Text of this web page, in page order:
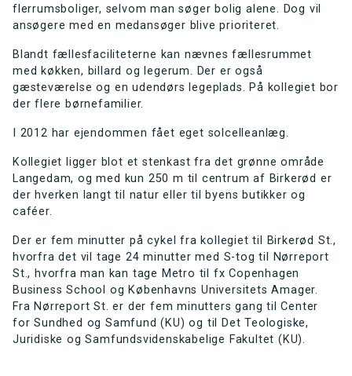
flerrumsboliger, selvom man søger bolig alene. Dog vil
ansøgere med en medansøger blive prioriteret.
Blandt fællesfaciliteterne kan nævnes fællesrummet
med køkken, billard og legerum. Der er også
gæsteværelse og en udendørs legeplads. På kollegiet bor
der flere børnefamilier.
I 2012 har ejendommen fået eget solcelleanlæg.
Kollegiet ligger blot et stenkast fra det grønne område
Langedam, og med kun 250 m til centrum af Birkerød er
der hverken langt til natur eller til byens butikker og
caféer.
Der er fem minutter på cykel fra kollegiet til Birkerød St.,
hvorfra det vil tage 24 minutter med S-tog til Nørreport
St., hvorfra man kan tage Metro til fx Copenhagen
Business School og Københavns Universitets Amager.
Fra Nørreport St. er der fem minutters gang til Center
for Sundhed og Samfund (KU) og til Det Teologiske,
Juridiske og Samfundsvidenskabelige Fakultet (KU).